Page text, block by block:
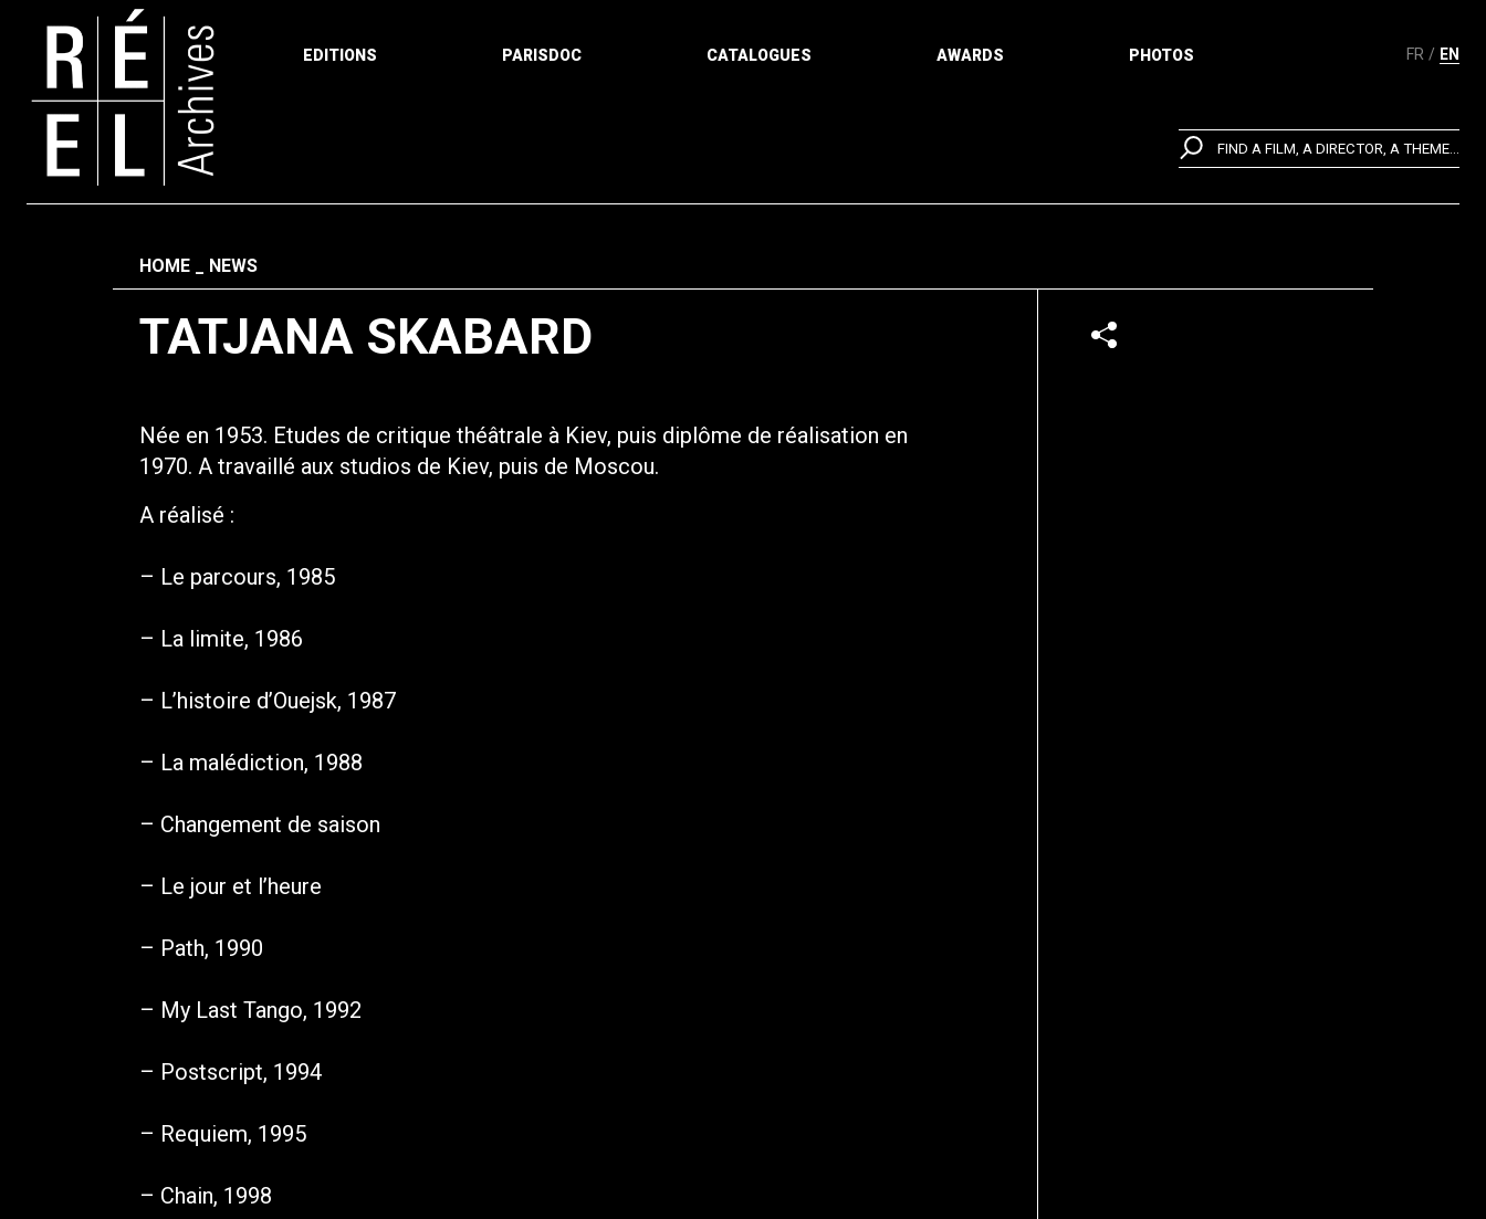
FR EN
EDITIONS PARISDOC CATALOGUES AWARDS PHOTOS
FIND A FILM, A DIRECTOR, A THEME...
Fil d'ariane
HOME NEWS
TATJANA SKABARD
Née en 1953. Etudes de critique théâtrale à Kiev, puis diplôme de réalisation en
1970. A travaillé aux studios de Kiev, puis de Moscou.
A réalisé :
– Le parcours, 1985
– La limite, 1986
– L’histoire d’Ouejsk, 1987
– La malédiction, 1988
– Changement de saison
– Le jour et l’heure
– Path, 1990
– My Last Tango, 1992
– Postscript, 1994
– Requiem, 1995
– Chain, 1998